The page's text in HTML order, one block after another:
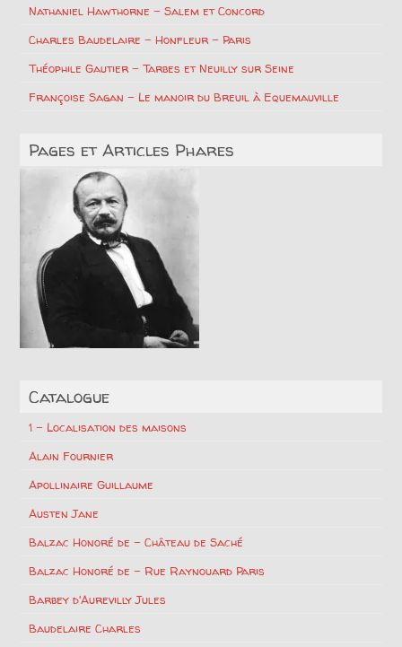
Nathaniel Hawthorne – Salem et Concord
Charles Baudelaire – Honfleur – Paris
Théophile Gautier – Tarbes et Neuilly sur Seine
Françoise Sagan – Le manoir du Breuil à Equemauville
Pages et Articles Phares
Catalogue
1 – Localisation des maisons
Alain Fournier
Apollinaire Guillaume
Austen Jane
Balzac Honoré de – Château de Saché
Balzac Honoré de – Rue Raynouard Paris
Barbey d'Aurevilly Jules
Baudelaire Charles